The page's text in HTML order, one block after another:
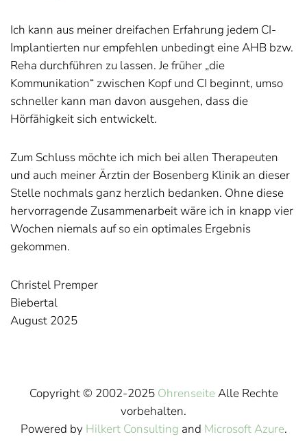
Ich kann aus meiner dreifachen Erfahrung jedem CI-
Implantierten nur empfehlen unbedingt eine AHB bzw.
Reha durchführen zu lassen. Je früher „die
Kommunikation“ zwischen Kopf und CI beginnt, umso
schneller kann man davon ausgehen, dass die
Hörfähigkeit sich entwickelt.
Zum Schluss möchte ich mich bei allen Therapeuten
und auch meiner Ärztin der Bosenberg Klinik an dieser
Stelle nochmals ganz herzlich bedanken. Ohne diese
hervorragende Zusammenarbeit wäre ich in knapp vier
Wochen niemals auf so ein optimales Ergebnis
gekommen.
Christel Premper
Biebertal
August 2025
Copyright © 2002-2025 Ohrenseite Alle Rechte
vorbehalten.
Powered by Hilkert Consulting and Microsoft Azure.